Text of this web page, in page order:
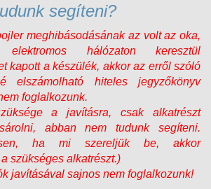
segíteni?
meghibásodásának az volt az oka,
hálózaton keresztül
kapott a készülék, akkor az erről szóló
elszámolható hiteles jegyzőkönyv
foglalkozunk.
a javításra, csak alkatrészt
abban nem tudunk segíteni.
ha mi szereljük be, akkor
szükséges alkatrészt.)
javításával sajnos nem foglalkozunk!